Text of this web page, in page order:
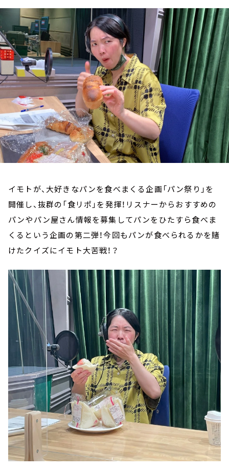
トピックス
TBS Podcast
お知らせ
イベント・グッズ
YouTube
会社情報
イモトが、大好きなパンを食べまくる企画「パン祭り」を
開催し、抜群の「食リポ」を発揮！リスナーからおすすめの
パンやパン屋さん情報を募集してパンをひたすら食べま
くるという企画の第二弾！今回もパンが食べられるかを賭
けたクイズにイモト大苦戦！？